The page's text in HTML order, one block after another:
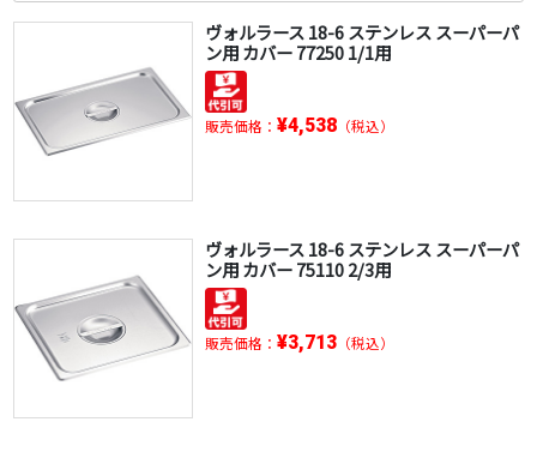
ヴォルラース 18-6 ステンレス スーパーパ
ン用 カバー 77250 1/1用
販売価格： ¥4,538（税込）
ヴォルラース 18-6 ステンレス スーパーパ
ン用 カバー 75110 2/3用
販売価格： ¥3,713（税込）